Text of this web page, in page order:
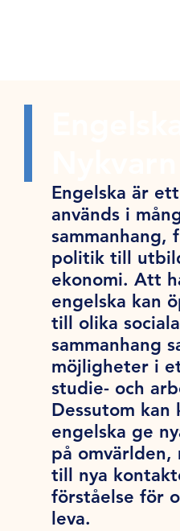
Engelska är
används i
sammanhang,
politik till
ekonomi. Att
engelska kan
till olika
sammanhang
möjligheter i
studie- och
Dessutom kan
engelska ge
på
till nya
förståelse för
leva.